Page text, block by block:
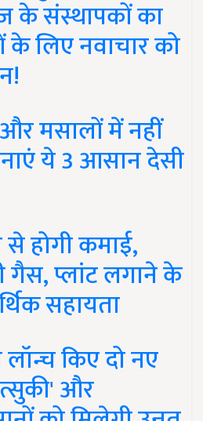
के संस्थापकों का
के लिए नवाचार को
मसालों में नहीं
ये 3 आसान देसी
होगी कमाई,
गैस, प्लांट लगाने के
सहायता
किए दो नए
और